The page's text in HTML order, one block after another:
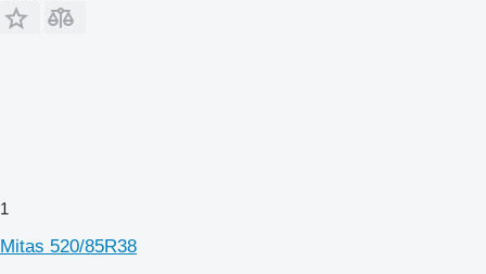
1
Mitas 520/85R38